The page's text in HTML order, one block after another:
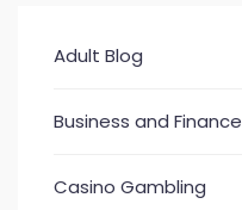
Adult Blog
Business and Finance
Casino Gambling